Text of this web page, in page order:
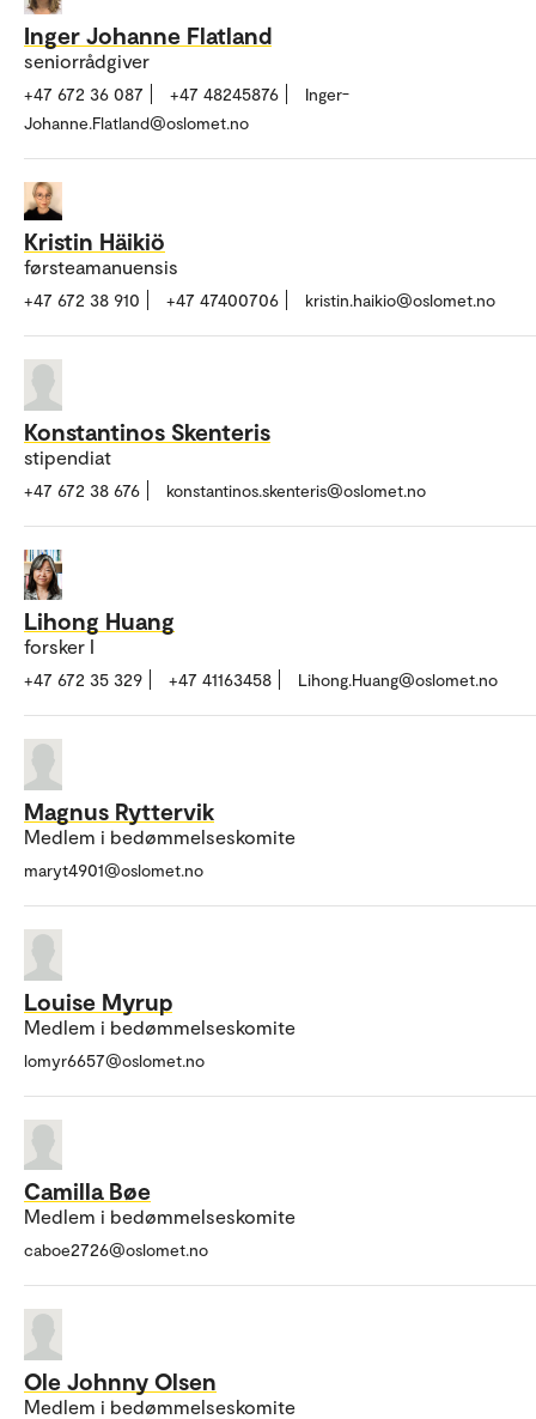
Inger Johanne Flatland
seniorrådgiver
+47 672 36 087 +47 48245876
Inger-
Johanne.Flatland@oslomet.no
Kristin Häikiö
førsteamanuensis
+47 672 38 910 +47 47400706 kristin.haikio@oslomet.no
Konstantinos Skenteris
stipendiat
+47 672 38 676 konstantinos.skenteris@oslomet.no
Lihong Huang
forsker I
+47 672 35 329 +47 41163458 Lihong.Huang@oslomet.no
Magnus Ryttervik
Medlem i bedømmelseskomite
maryt4901@oslomet.no
Louise Myrup
Medlem i bedømmelseskomite
lomyr6657@oslomet.no
Camilla Bøe
Medlem i bedømmelseskomite
caboe2726@oslomet.no
Ole Johnny Olsen
Medlem i bedømmelseskomite